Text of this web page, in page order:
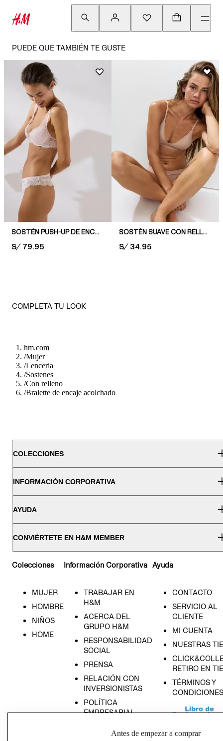
PUEDE QUE TAMBIÉN TE GUSTE
SOSTÉN PUSH-UP DE ENCAJE
PRICE:
S/ 79.95
SOSTÉN SUAVE CON RELLENO SEAMLESS
PRICE:
S/ 34.95
COMPLETA TU LOOK
hm.com
/Mujer
/Lenceria
/Sostenes
/Con relleno
/Bralette de encaje acolchado
COLECCIONES
INFORMACIÓN CORPORATIVA
AYUDA
CONVIÉRTETE EN H&M MEMBER
Colecciones
MUJER
HOMBRE
NIÑOS
HOME
Información Corporativa
TRABAJAR EN
H&M
ACERCA DEL
GRUPO H&M
RESPONSABILIDAD
SOCIAL
PRENSA
RELACIÓN CON
INVERSIONISTAS
POLÍTICA
EMPRESARIAL
Ayuda
CONTACTO
SERVICIO AL
CLIENTE
MI CUENTA
NUESTRAS
RETIRO EN
TÉRMINOS Y
CONDICIONES
Antes de empezar a comprar